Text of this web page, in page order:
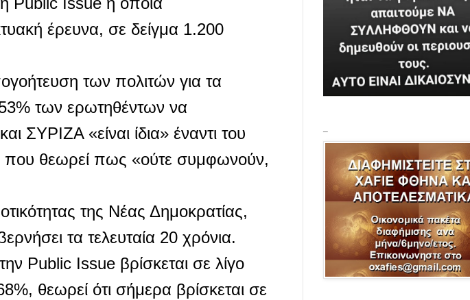
έρευνα, σε δείγμα 1.200
των πολιτών για τα
των ερωτηθέντων να
«είναι ίδια» έναντι του
που θεωρεί πως «ούτε συμφωνούν,
της Νέας Δημοκρατίας,
τα τελευταία 20 χρόνια.
Public Issue βρίσκεται σε λίγο
θεωρεί ότι σήμερα βρίσκεται σε